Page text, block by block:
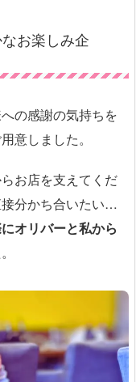
お楽しみ企
の感謝の気持ちを
意しました。
お店を支えてくだ
分かち合いたい…
オリバーと私から